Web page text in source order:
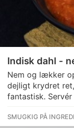
Indisk dahl -
Nem og lækker
dejligt krydret
fantastisk.
SMUGKIG PÅ